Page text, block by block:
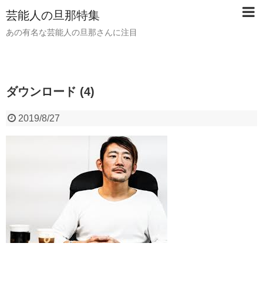
芸能人の旦那特集
あの有名な芸能人の旦那さんに注目
ダウンロード (4)
2019/8/27